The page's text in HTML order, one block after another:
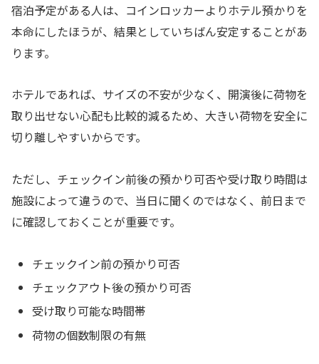
宿泊予定がある人は、コインロッカーよりホテル預かりを
本命にしたほうが、結果としていちばん安定することがあ
ります。
ホテルであれば、サイズの不安が少なく、開演後に荷物を
取り出せない心配も比較的減るため、大きい荷物を安全に
切り離しやすいからです。
ただし、チェックイン前後の預かり可否や受け取り時間は
施設によって違うので、当日に聞くのではなく、前日まで
に確認しておくことが重要です。
チェックイン前の預かり可否
チェックアウト後の預かり可否
受け取り可能な時間帯
荷物の個数制限の有無